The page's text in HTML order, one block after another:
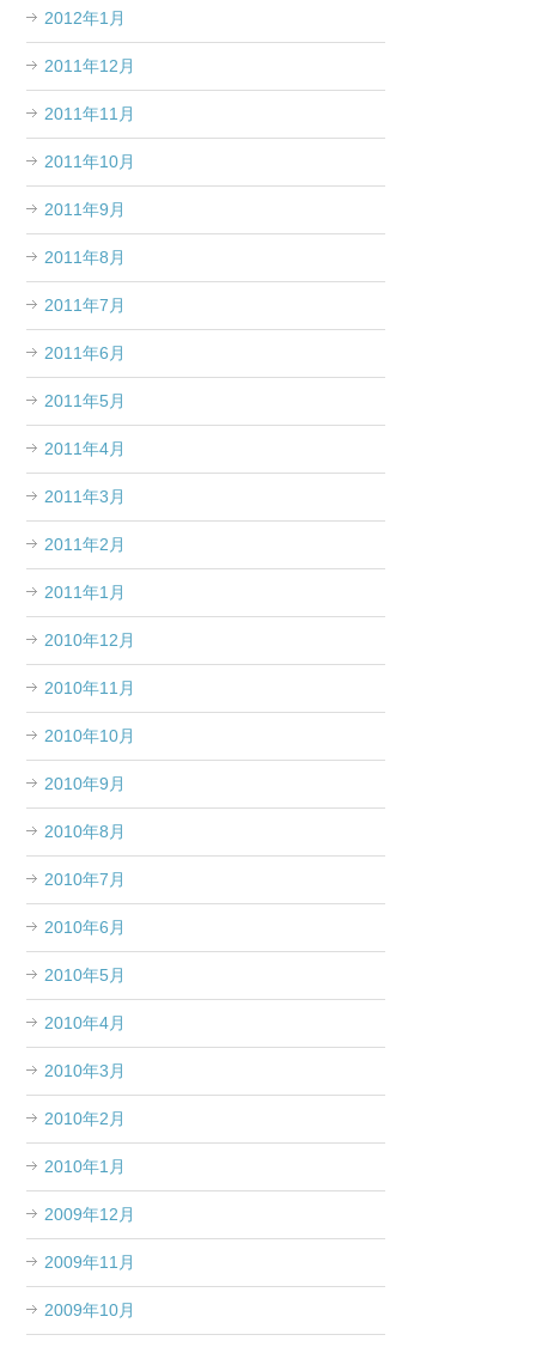
2012年1月
2011年12月
2011年11月
2011年10月
2011年9月
2011年8月
2011年7月
2011年6月
2011年5月
2011年4月
2011年3月
2011年2月
2011年1月
2010年12月
2010年11月
2010年10月
2010年9月
2010年8月
2010年7月
2010年6月
2010年5月
2010年4月
2010年3月
2010年2月
2010年1月
2009年12月
2009年11月
2009年10月